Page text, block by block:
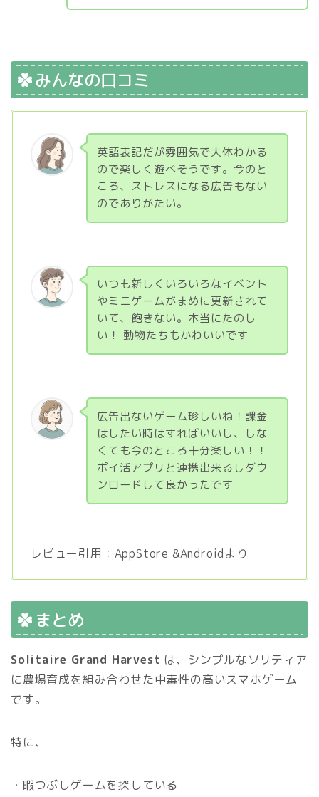
みんなの口コミ
英語表記だが雰囲気で大体わかる
ので楽しく遊べそうです。今のと
ころ、ストレスになる広告もない
のでありがたい。
いつも新しくいろいろなイベント
やミニゲームがまめに更新されて
いて、飽きない。本当にたのし
い！ 動物たちもかわいいです
広告出ないゲーム珍しいね！課金
はしたい時はすればいいし、しな
くても今のところ十分楽しい！！
ポイ活アプリと連携出来るしダウ
ンロードして良かったです
レビュー引用：AppStore &Androidより
まとめ
Solitaire Grand Harvest は、シンプルなソリティア
に農場育成を組み合わせた中毒性の高いスマホゲーム
です。
特に、
・暇つぶしゲームを探している